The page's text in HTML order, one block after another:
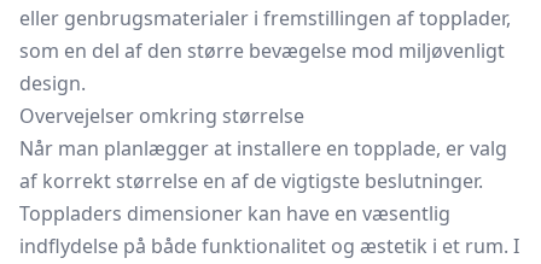
eller genbrugsmaterialer i fremstillingen af topplader,
som en del af den større bevægelse mod miljøvenligt
design.
Overvejelser omkring størrelse
Når man planlægger at installere en topplade, er valg
af korrekt størrelse en af de vigtigste beslutninger.
Toppladers dimensioner kan have en væsentlig
indflydelse på både funktionalitet og æstetik i et rum. I